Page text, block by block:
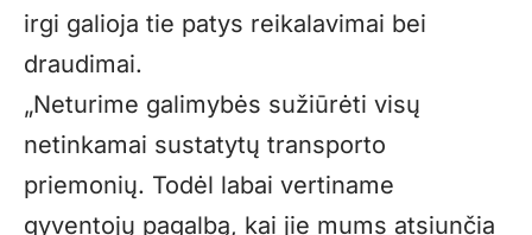
irgi galioja tie patys reikalavimai bei
draudimai.
„Neturime galimybės sužiūrėti visų
netinkamai sustatytų transporto
priemonių. Todėl labai vertiname
gyventojų pagalbą, kai jie mums atsiunčia